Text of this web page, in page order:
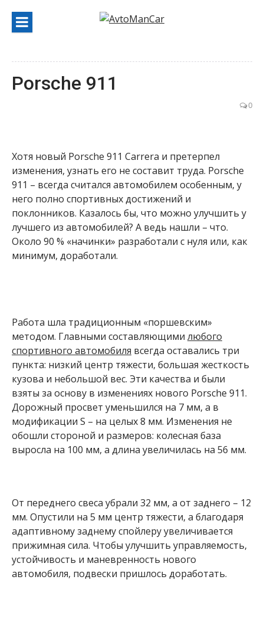
содержанию
Porsche 911
0
Хотя новый Porsche 911 Carrera и претерпел
изменения, узнать его не составит труда. Porsche
911 – всегда считался автомобилем особенным, у
него полно спортивных достижений и
поклонников. Казалось бы, что можно улучшить у
лучшего из автомобилей? А ведь нашли – что.
Около 90 % «начинки» разработали с нуля или, как
минимум, доработали.
Работа шла традиционным «поршевским»
методом. Главными составляющими любого
спортивного автомобиля всегда оставались три
пункта: низкий центр тяжести, большая жесткость
кузова и небольшой вес. Эти качества и были
взяты за основу в изменениях нового Porsche 911.
Дорожный просвет уменьшился на 7 мм, а в
модификации S – на целых 8 мм. Изменения не
обошли стороной и размеров: колесная база
выросла на 100 мм, а длина увеличилась на 56 мм.
От переднего свеса убрали 32 мм, а от заднего – 12
мм. Опустили на 5 мм центр тяжести, а благодаря
адаптивному заднему спойлеру увеличивается
прижимная сила. Чтобы улучшить управляемость,
устойчивость и маневренность нового
автомобиля, подвески пришлось доработать.